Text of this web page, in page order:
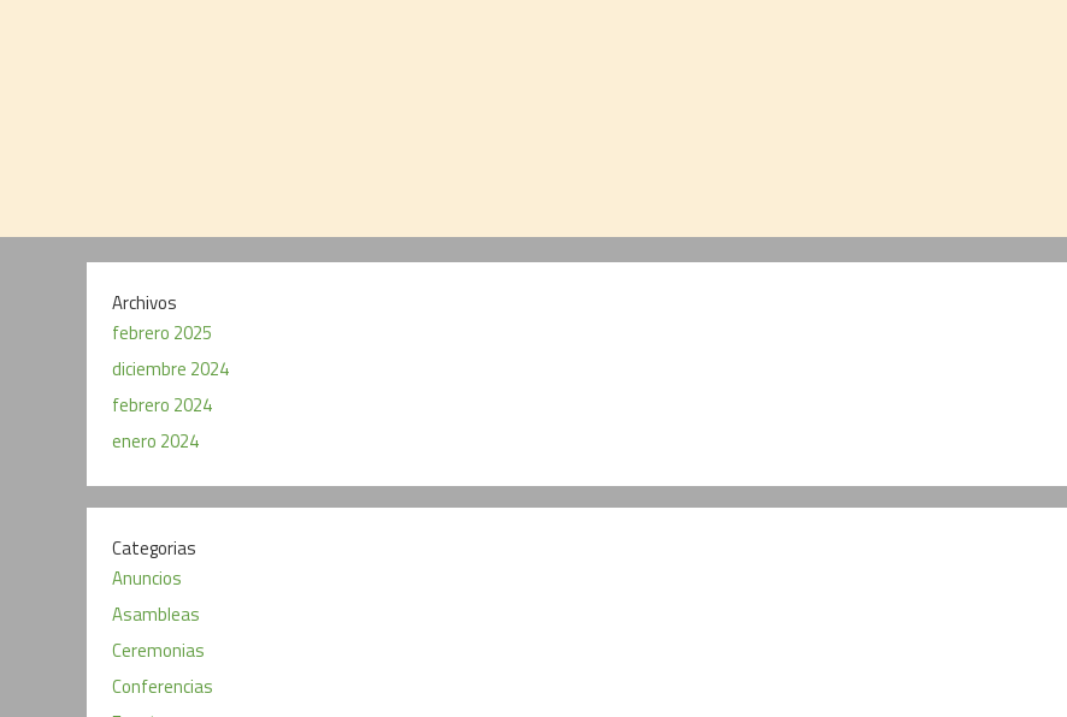
Archivos
febrero 2025
diciembre 2024
febrero 2024
enero 2024
Categorias
Anuncios
Asambleas
Ceremonias
Conferencias